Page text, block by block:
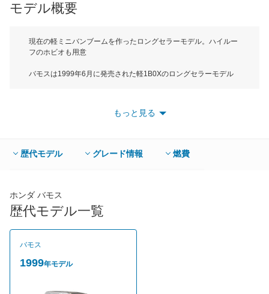
モデル概要
現在の軽ミニバンブームを作ったロングセラーモデル。ハイルー
フのホビオも用意
バモスは1999年6月に発売された軽1B0Xのロングセラーモデル
隅に配したタイヤとロングホイールベースによって広い室内空間
ョンは2WD車が5MT/3AT。4WD車は5MT/4ATが組み合わされ、
4WDの4AT車だけ最高出力が52馬力となっている。JC08モード
アップのベース車として人気となり、現在の軽ミニバンブームの
火付け役となったモデルといえる。
もっと見る
歴代モデル グレード情報 燃費
ホンダ バモス
歴代モデル一覧
バモス
1999年モデル